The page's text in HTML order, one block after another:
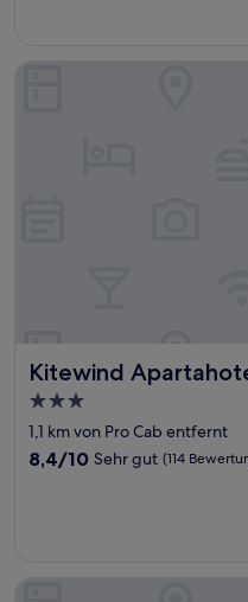
Bewertungen)
Kitewind
Kitewind Apartahotel
3.0-
Sterne-
Unterkunft
1,1 km von Pro Cab entfernt
8.4
Bewertungen)
8,4/10 Sehr gut (114
Presidential Suites